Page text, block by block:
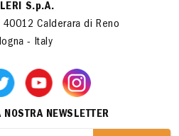
S.p.A.
Calderara di Reno
- Italy
NEWSLETTER